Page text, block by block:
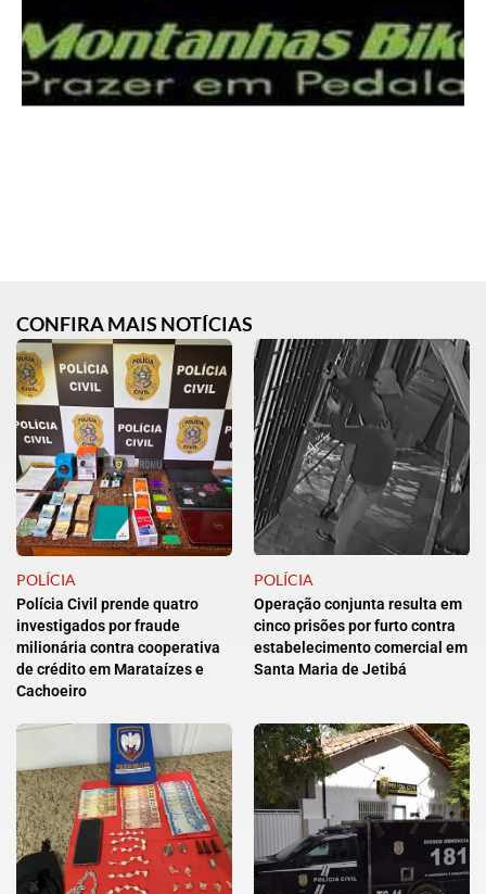
CONFIRA MAIS NOTÍCIAS
POLÍCIA
Polícia Civil prende quatro
investigados por fraude
milionária contra cooperativa
de crédito em Marataízes e
Cachoeiro
POLÍCIA
Operação conjunta resulta em
cinco prisões por furto contra
estabelecimento comercial em
Santa Maria de Jetibá